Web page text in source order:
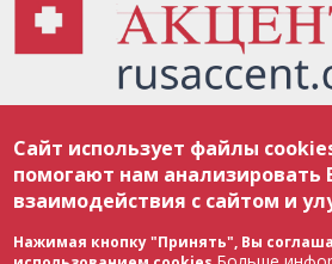
соответствии с законодательством Швейцарии
международными соглашениями. Полное или
материалов возможно только с разрешения
или частичного воспроизведения материалов
ОБЯЗАТЕЛЬНА АКТИВНАЯ ГИПЕРССЫЛКА на
текст. Фотоизображения, размещенные
ее исключительной собственностью. Полное
Сайт использует файлы
помогают нам анализировать
взаимодействия с сайтом и
Нажимая кнопку "Принять", Вы